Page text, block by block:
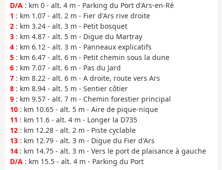
D/A : km 0 - alt. 4 m - Parking du Port d'Ars-en-Ré
1 : km 1.07 - alt. 2 m - Fier d'Ars rive droite
2 : km 3.24 - alt. 3 m - Petit bosquet
3 : km 4.87 - alt. 5 m - Digue du Martray
4 : km 6.12 - alt. 3 m - Panneaux explicatifs
5 : km 6.47 - alt. 6 m - Petit chemin sous la dune
6 : km 7.07 - alt. 6 m - Pas du Jard
7 : km 8.22 - alt. 6 m - A droite, route vers Ars
8 : km 8.94 - alt. 5 m - Sentier côtier
9 : km 9.57 - alt. 7 m - Chemin forestier principal
10 : km 10.65 - alt. 5 m - Aire de pique-nique
11 : km 11.6 - alt. 4 m - Longer la D735
12 : km 12.28 - alt. 2 m - Piste cyclable
13 : km 12.79 - alt. 3 m - Digue du Fier d'Ars
14 : km 14.75 - alt. 3 m - Vers le port de plaisance à gauche
D/A : km 15.5 - alt. 4 m - Parking du Port